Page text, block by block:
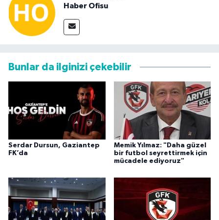
Haber Ofisu
Bunlar da ilginizi çekebilir
Serdar Dursun, Gaziantep
FK’da
Memik Yılmaz: "Daha güzel
bir futbol seyrettirmek için
mücadele ediyoruz"